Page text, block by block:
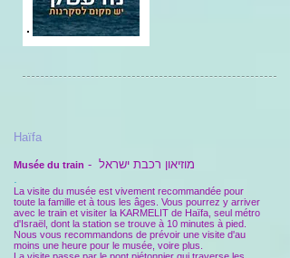
Haïfa
Musée du train - מוזיאון רכבת ישראל
La visite du musée est vivement recommandée pour
toute la famille et à tous les âges. Vous pourrez y arriver
avec le train et visiter la KARMELIT de Haïfa, seul métro
d'Israël, dont la station se trouve à 10 minutes à pied.
Nous vous recommandons de prévoir une visite d'au
moins une heure pour le musée, voire plus.